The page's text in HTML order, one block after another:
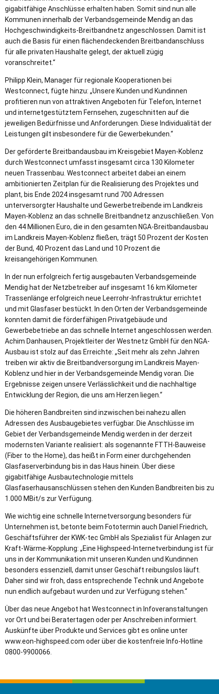
gigabitfähige Anschlüsse erhalten haben. Somit sind nun alle
Kommunen innerhalb der Verbandsgemeinde Mendig an das
Hochgeschwindigkeits-Breitbandnetz angeschlossen. Damit ist
auch die Basis für einen flächendeckenden Breitbandanschluss
für alle privaten Haushalte gelegt, der aktuell zügig
voranschreitet.“
Philipp Klein, Manager für regionale Kooperationen bei
Westconnect, fügte hinzu: „Unsere Kunden und Kundinnen
profitieren nun von attraktiven Angeboten für Telefon, Internet
und internetgestütztem Fernsehen, zugeschnitten auf die
jeweiligen Bedürfnisse und Anforderungen. Diese Individualität der
Leistungen gilt insbesondere für die Gewerbekunden.“
Der geförderte Breitbandausbau im Kreisgebiet Mayen-Koblenz
durch Westconnect umfasst insgesamt circa 130 Kilometer
neuen Trassenbau. Westconnect arbeitet dabei an einem
ambitionierten Zeitplan für die Realisierung des Projektes und
plant, bis Ende 2024 insgesamt rund 700 Adressen
unterversorgter Haushalte und Gewerbetreibende im Landkreis
Mayen-Koblenz an das schnelle Breitbandnetz anzuschließen. Von
den 44 Millionen Euro, die in den gesamten NGA-Breitbandausbau
im Landkreis Mayen-Koblenz fließen, trägt 50 Prozent der Kosten
der Bund, 40 Prozent das Land und 10 Prozent die
kreisangehörigen Kommunen.
In der nun erfolgreich fertig ausgebauten Verbandsgemeinde
Mendig hat der Netzbetreiber auf insgesamt 16 km Kilometer
Trassenlänge erfolgreich neue Leerrohr-Infrastruktur errichtet
und mit Glasfaser bestückt. In den Orten der Verbandsgemeinde
konnten damit die förderfähigen Privatgebäude und
Gewerbebetriebe an das schnelle Internet angeschlossen werden.
Achim Danhausen, Projektleiter der Westnetz GmbH für den NGA-
Ausbau ist stolz auf das Erreichte: „Seit mehr als zehn Jahren
treiben wir aktiv die Breitbandversorgung im Landkreis Mayen-
Koblenz und hier in der Verbandsgemeinde Mendig voran. Die
Ergebnisse zeigen unsere Verlässlichkeit und die nachhaltige
Entwicklung der Region, die uns am Herzen liegen.“
Die höheren Bandbreiten sind inzwischen bei nahezu allen
Adressen des Ausbaugebietes verfügbar. Die Anschlüsse im
Gebiet der Verbandsgemeinde Mendig werden in der derzeit
modernsten Variante realisiert: als sogenannte FTTH-Bauweise
(Fiber to the Home), das heißt in Form einer durchgehenden
Glasfaserverbindung bis in das Haus hinein. Über diese
gigabitfähige Ausbautechnologie mittels
Glasfaserhausanschlüssen stehen den Kunden Bandbreiten bis zu
1.000 MBit/s zur Verfügung.
Wie wichtig eine schnelle Internetversorgung besonders für
Unternehmen ist, betonte beim Fototermin auch Daniel Friedrich,
Geschäftsführer der KWK-tec GmbH als Spezialist für Anlagen zur
Kraft-Wärme-Kopplung: „Eine Highspeed-Internetverbindung ist für
uns in der Kommunikation mit unseren Kunden und Kundinnen
besonders essenziell, damit unser Geschäft reibungslos läuft.
Daher sind wir froh, dass entsprechende Technik und Angebote
nun endlich aufgebaut wurden und zur Verfügung stehen.“
Über das neue Angebot hat Westconnect in Infoveranstaltungen
vor Ort und bei Beratertagen oder per Anschreiben informiert.
Auskünfte über Produkte und Services gibt es online unter
www.eon-highspeed.com oder über die kostenfreie Info-Hotline
0800-9900066.